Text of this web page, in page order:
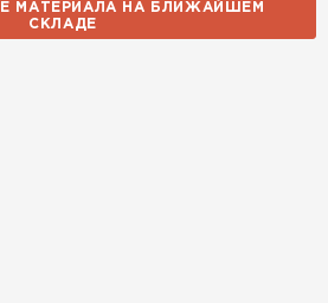
МАТЕРИАЛА НА БЛИЖАЙШЕМ
СКЛАДЕ